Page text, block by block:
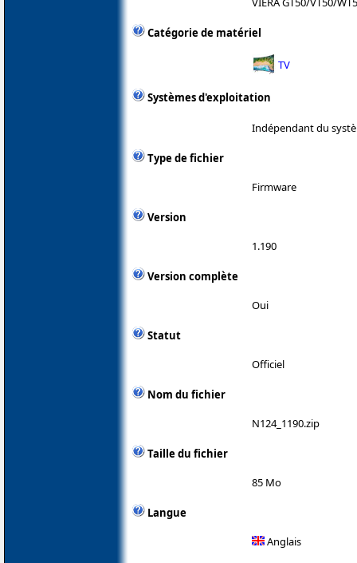
Catégorie de matériel
TV
Systèmes d'exploitation
Indépendant du
Type de fichier
Firmware
Version
1.190
Version complète
Oui
Statut
Officiel
Nom du fichier
N124_1190.zip
Taille du fichier
85 Mo
Langue
Anglais